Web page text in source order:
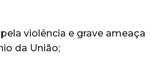
violência e grave ameaça
da União;